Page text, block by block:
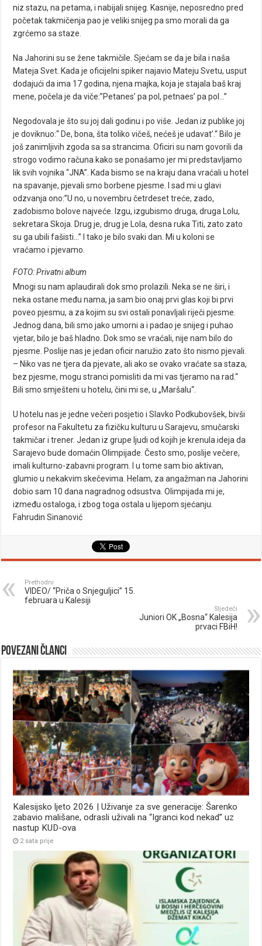
niz stazu, na petama, i nabijali snijeg. Kasnije, neposredno pred
početak takmičenja pao je veliki snijeg pa smo morali da ga
zgrćemo sa staze.
Na Jahorini su se žene takmičile. Sjećam se da je bila i naša
Mateja Svet. Kada je oficijelni spiker najavio Mateju Svetu, usput
dodajući da ima 17 godina, njena majka, koja je stajala baš kraj
mene, počela je da viče:”Petanes’ pa pol, petnaes’ pa pol…”
Negodovala je što su joj dali godinu i po više. Jedan iz publike joj
je doviknuo:“ De, bona, šta toliko vičeš, nećeš je udavat’.“ Bilo je
još zanimljivih zgoda sa sa strancima. Oficiri su nam govorili da
strogo vodimo računa kako se ponašamo jer mi predstavljamo
lik svih vojnika “JNA”. Kada bismo se na kraju dana vraćali u hotel
na spavanje, pjevali smo borbene pjesme. I sad mi u glavi
odzvanja ono:”U no, u novembru četrdeset treće, zado,
zadobismo bolove najveće. Izgu, izgubismo druga, druga Lolu,
sekretara Skoja. Drug je, drug je Lola, desna ruka Titi, zato zato
su ga ubili fašisti…” I tako je bilo svaki dan. Mi u koloni se
vraćamo i pjevamo.
FOTO: Privatni album
Mnogi su nam aplaudirali dok smo prolazili. Neka se ne širi, i
neka ostane među nama, ja sam bio onaj prvi glas koji bi prvi
poveo pjesmu, a za kojim su svi ostali ponavljali riječi pjesme.
Jednog dana, bili smo jako umorni a i padao je snijeg i puhao
vjetar, bilo je baš hladno. Dok smo se vraćali, nije nam bilo do
pjesme. Poslije nas je jedan oficir naružio zato što nismo pjevali.
– Niko vas ne tjera da pjevate, ali ako se ovako vraćate sa staza,
bez pjesme, mogu stranci pomisliti da mi vas tjeramo na rad.“
Bili smo smješteni u hotelu, čini mi se, u „Maršalu“.
U hotelu nas je jedne večeri posjetio i Slavko Podkubovšek, bivši
profesor na Fakultetu za fizičku kulturu u Sarajevu, smučarski
takmičar i trener. Jedan iz grupe ljudi od kojih je krenula ideja da
Sarajevo bude domaćin Olimpijade. Često smo, poslije večere,
imali kulturno-zabavni program. I u tome sam bio aktivan,
glumio u nekakvim skečevima. Helam, za angažman na Jahorini
dobio sam 10 dana nagradnog odsustva. Olimpijada mi je,
između ostaloga, i zbog toga ostala u lijepom sjećanju.
Fahrudin Sinanović
Prethodni
VIDEO/ “Priča o Snjeguljici” 15.
februara u Kalesiji
Sljedeći
Juniori OK „Bosna“ Kalesija
prvaci FBiH!
Povezani članci
Kalesijsko ljeto 2026 | Uživanje za sve generacije: Šarenko
zabavio mališane, odrasli uživali na “Igranci kod nekad” uz
nastup KUD-ova
2 sata prije